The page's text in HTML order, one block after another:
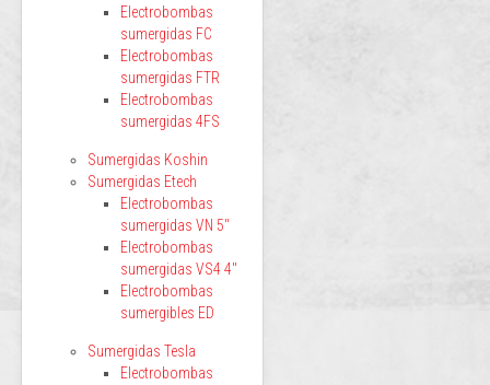
Electrobombas
sumergidas FC
Electrobombas
sumergidas FTR
Electrobombas
sumergidas 4FS
Sumergidas Koshin
Sumergidas Etech
Electrobombas
sumergidas VN 5"
Electrobombas
sumergidas VS4 4"
Electrobombas
sumergibles ED
Sumergidas Tesla
Electrobombas